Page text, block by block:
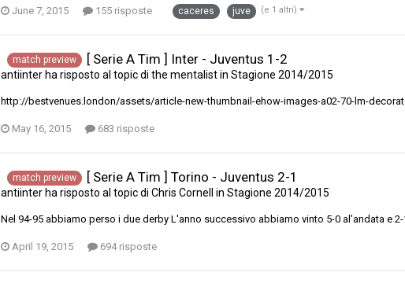
June 7, 2015 155 risposte caceres juve (e 1 altri)
match preview [ Serie A Tim ] Inter - Juventus 1-2
antiinter ha risposto al topic di the mentalistin Stagione 2014/2015
http://bestvenues.london/assets/article-new-thumbnail-ehow-images-a02-70-lm-
May 16, 2015 683 risposte
match preview [ Serie A Tim ] Torino - Juventus 2-1
antiinter ha risposto al topic di Chris Cornell in Stagione 2014/2015
Nel 94-95 abbiamo perso i due derby L'anno successivo abbiamo vinto 5-0 al'andata e
April 19, 2015 694 risposte